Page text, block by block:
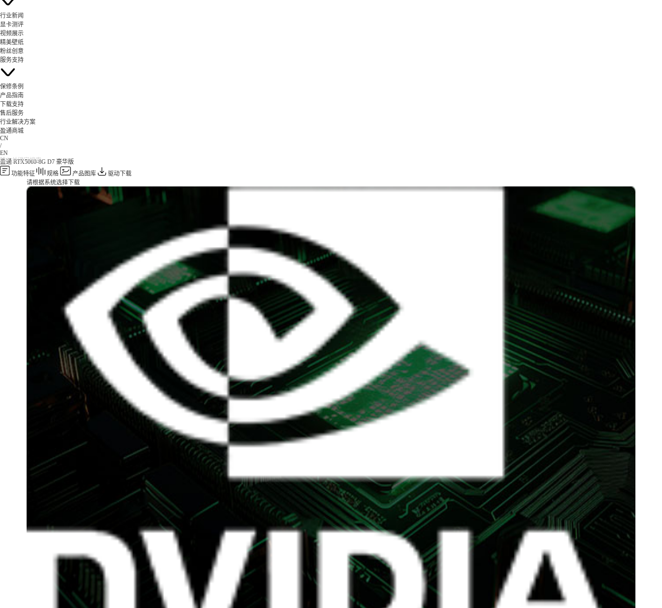
行业新闻
显卡测评
视频展示
精美壁纸
粉丝创意
服务支持
保修条例
产品指南
下载支持
售后服务
行业解决方案
盈通商城
CN
/
EN
盈通 RTX5060-8G D7 豪华版
功能特征
规格 产品图库
驱动下载
请根据系统选择下载